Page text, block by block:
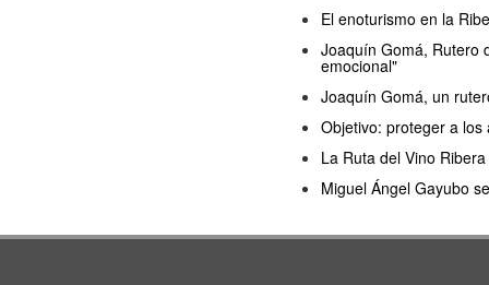
El enoturismo en la
Joaquín Gomá, Rutero
emocional"
Joaquín Gomá, un
Objetivo: proteger a
La Ruta del Vino
Miguel Ángel Gayubo